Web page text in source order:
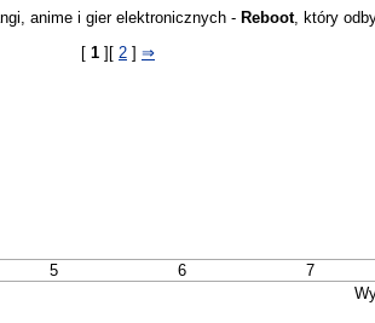
anime i gier elektronicznych - Reboot, który
[ 1 ][ 2 ] ⇒
5 6 7